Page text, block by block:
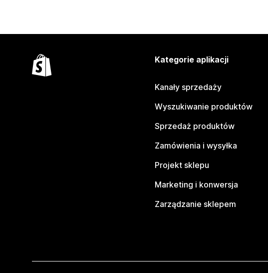
Kategorie aplikacji
Kanały sprzedaży
Wyszukiwanie produktów
Sprzedaż produktów
Zamówienia i wysyłka
Projekt sklepu
Marketing i konwersja
Zarządzanie sklepem